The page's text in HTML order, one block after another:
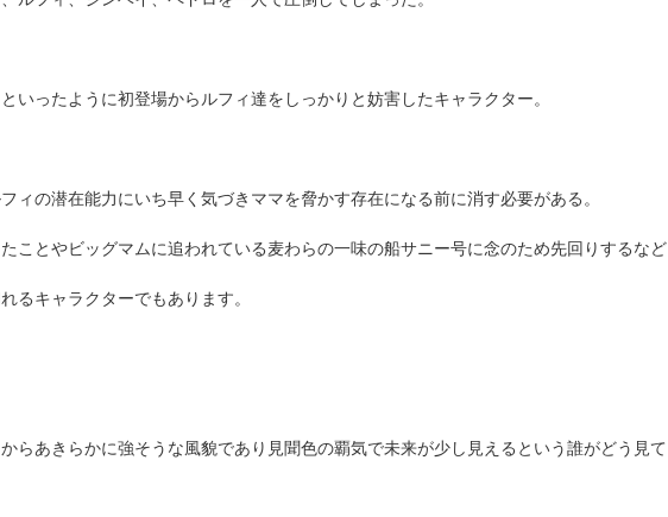
いったように初登場からルフィ達をしっかりと妨害したキャラクター。
ィの潜在能力にいち早く気づきママを脅かす存在になる前に消す必要がある。
ことやビッグマムに追われている麦わらの一味の船サニー号に念のため先回りするなど
るキャラクターでもあります。
からあきらかに強そうな風貌であり見聞色の覇気で未来が少し見えるという誰がどう見て